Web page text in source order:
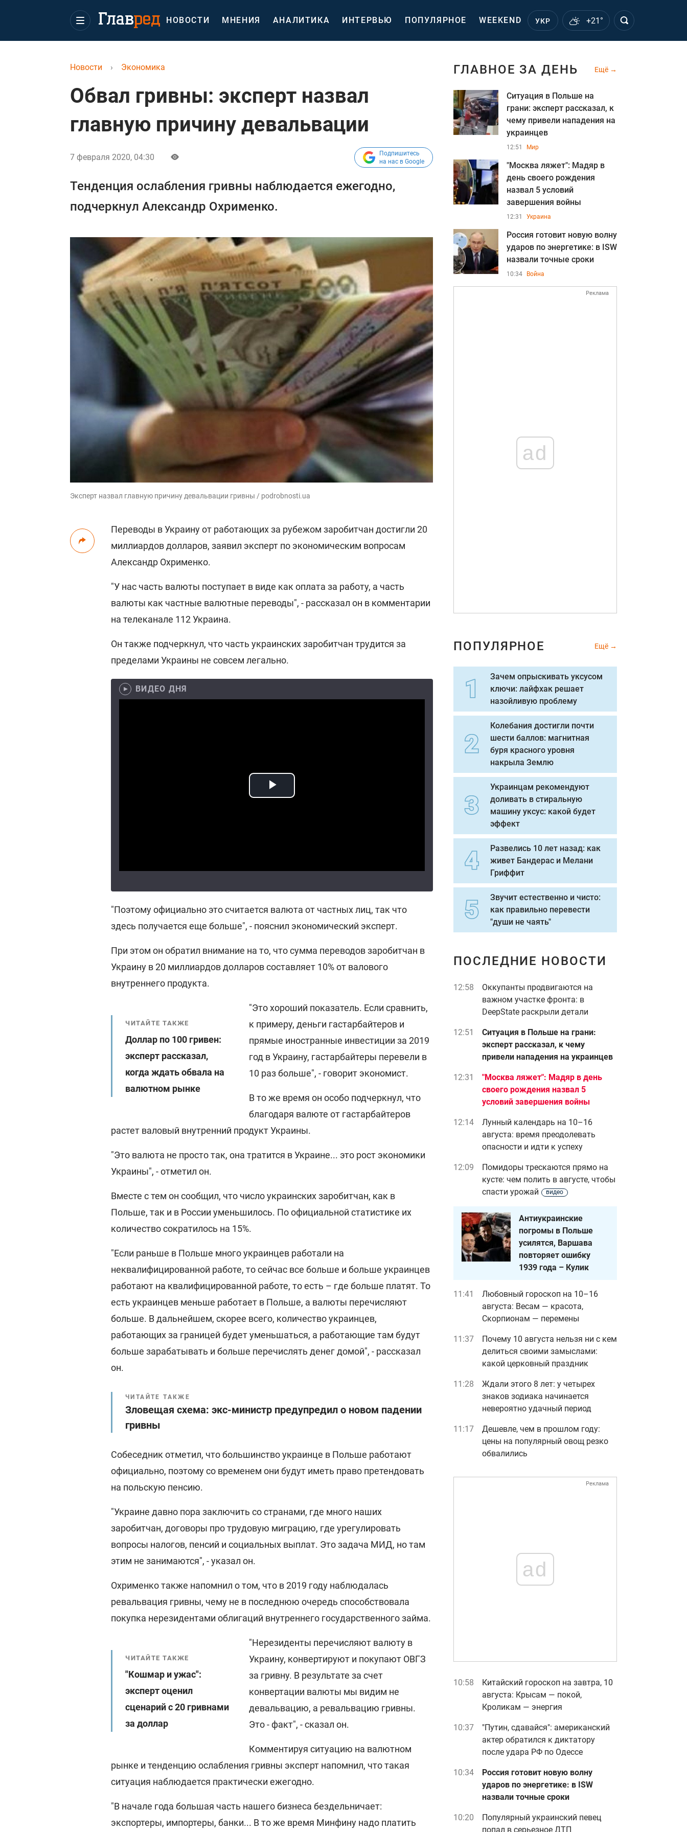
НОВОСТИ МНЕНИЯ АНАЛИТИКА ИНТЕРВЬЮ ПОПУЛЯРНОЕ WEEKEND УКР +21°
Новости › Экономика
Обвал гривны: эксперт назвал
главную причину девальвации
7 февраля 2020, 04:30
Подпишитесь
на нас в Google
Тенденция ослабления гривны наблюдается ежегодно,
подчеркнул Александр Охрименко.
Эксперт назвал главную причину девальвации гривны / podrobnosti.ua
Переводы в Украину от работающих за рубежом заробитчан достигли 20
миллиардов долларов, заявил эксперт по экономическим вопросам
Александр Охрименко.
"У нас часть валюты поступает в виде как оплата за работу, а часть
валюты как частные валютные переводы", - рассказал он в комментарии
на телеканале 112 Украина.
Он также подчеркнул, что часть украинских заробитчан трудится за
пределами Украины не совсем легально.
ВИДЕО ДНЯ
"Поэтому официально это считается валюта от частных лиц, так что
здесь получается еще больше", - пояснил экономический эксперт.
При этом он обратил внимание на то, что сумма переводов заробитчан в
Украину в 20 миллиардов долларов составляет 10% от валового
внутреннего продукта.
ЧИТАЙТЕ ТАКЖЕ
Доллар по 100 гривен:
эксперт рассказал,
когда ждать обвала на
валютном рынке
"Это хороший показатель. Если сравнить,
к примеру, деньги гастарбайтеров и
прямые иностранные инвестиции за 2019
год в Украину, гастарбайтеры перевели в
10 раз больше", - говорит экономист.
В то же время он особо подчеркнул, что
благодаря валюте от гастарбайтеров
растет валовый внутренний продукт Украины.
"Это валюта не просто так, она тратится в Украине... это рост экономики
Украины", - отметил он.
Вместе с тем он сообщил, что число украинских заробитчан, как в
Польше, так и в России уменьшилось. По официальной статистике их
количество сократилось на 15%.
"Если раньше в Польше много украинцев работали на
неквалифицированной работе, то сейчас все больше и больше украинцев
работают на квалифицированной работе, то есть – где больше платят. То
есть украинцев меньше работает в Польше, а валюты перечисляют
больше. В дальнейшем, скорее всего, количество украинцев,
работающих за границей будет уменьшаться, а работающие там будут
больше зарабатывать и больше перечислять денег домой", - рассказал
он.
ЧИТАЙТЕ ТАКЖЕ
Зловещая схема: экс-министр предупредил о новом падении
гривны
Собеседник отметил, что большинство украинце в Польше работают
официально, поэтому со временем они будут иметь право претендовать
на польскую пенсию.
"Украине давно пора заключить со странами, где много наших
заробитчан, договоры про трудовую миграцию, где урегулировать
вопросы налогов, пенсий и социальных выплат. Это задача МИД, но там
этим не занимаются", - указал он.
Охрименко также напомнил о том, что в 2019 году наблюдалась
ревальвация гривны, чему не в последнюю очередь способствовала
покупка нерезидентами облигаций внутреннего государственного займа.
ЧИТАЙТЕ ТАКЖЕ
"Кошмар и ужас":
эксперт оценил
сценарий с 20 гривнами
за доллар
"Нерезиденты перечисляют валюту в
Украину, конвертируют и покупают ОВГЗ
за гривну. В результате за счет
конвертации валюты мы видим не
девальвацию, а ревальвацию гривны.
Это - факт", - сказал он.
Комментируя ситуацию на валютном
рынке и тенденцию ослабления гривны эксперт напомнил, что такая
ситуация наблюдается практически ежегодно.
"В начале года большая часть нашего бизнеса бездельничает:
экспортеры, импортеры, банки... В то же время Минфину надо платить
ГЛАВНОЕ ЗА ДЕНЬ Ещё
Ситуация в Польше на
грани: эксперт рассказал, к
чему привели нападения на
украинцев
12:51 Мир
"Москва ляжет": Мадяр в
день своего рождения
назва л 5 условий
завершения войны
12:31 Украина
Россия готовит новую волну
ударов по энергетике: в ISW
назвали точные сроки
10:34 Война
Реклама
ad
ПОПУЛЯРНОЕ Ещё
Зачем опрыскивать уксусом
ключи: лайфхак решает
назойливую проблему
Колебания достигли почти
шести баллов: магнитная
буря красного уровня
накрыла Землю
Украинцам рекомендуют
доливать в стиральную
машину уксус: какой будет
эффект
Развелись 10 лет назад: как
живет Бандерас и Мелани
Гриффит
Звучит естественно и чисто:
как правильно перевести
"души не чаять"
ПОСЛЕДНИЕ НОВОСТИ
12:58
Оккупанты продвигаются на
важном участке фронта: в
DeepState раскрыли детали
12:51
Ситуация в Польше на грани:
эксперт рассказал, к чему
привели нападения на украинцев
12:31
"Москва ляжет": Мадяр в день
своего рождения назва л 5
условий завершения войны
12:14
Лунный календарь на 10–16
августа: время преодолевать
опасности и идти к успеху
12:09
Помидоры трескаются прямо на
кусте: чем полить в августе, чтобы
спасти урожай
видео
Антиукраинские
погромы в Польше
усилятся, Варшава
повторяет ошибку
1939 года – Кулик
11:41
Любовный гороскоп на 10–16
августа: Весам — красота,
Скорпионам — перемены
11:37
Почему 10 августа нельзя ни с кем
делиться своими замыслами:
какой церковный праздник
11:28
Ждали этого 8 лет: у четырех
знаков зодиака начинается
невероятно удачный период
11:17
Дешевле, чем в прошлом году:
цены на популярный овощ резко
обвалились
Реклама
ad
10:58
Китайский гороскоп на завтра, 10
августа: Крысам — покой,
Кроликам — энергия
10:37
"Путин, сдавайся": американский
актер обратился к диктатору
после удара РФ по Одессе
10:34
Россия готовит новую волну
ударов по энергетике: в ISW
назвали точные сроки
10:20
Популярный украинский певец
попал в серьезное ДТП